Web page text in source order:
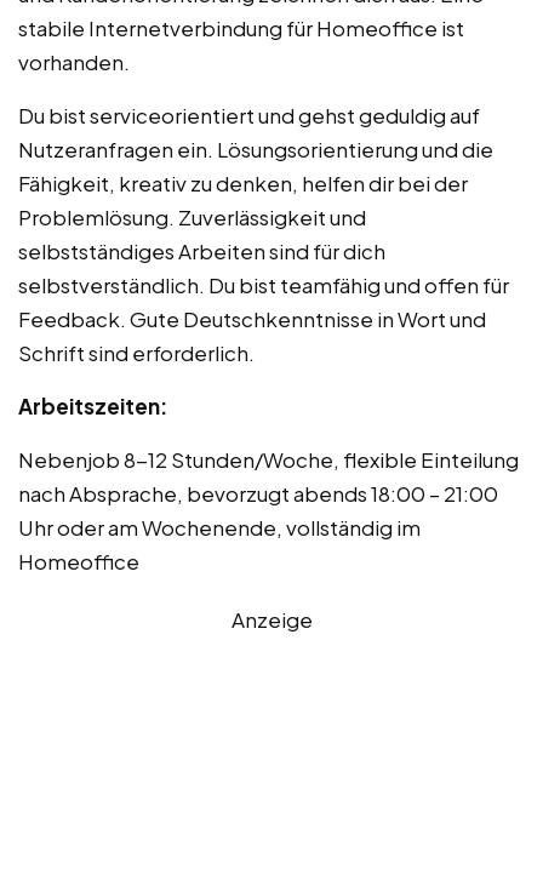
stabile Internetverbindung für Homeoffice ist
vorhanden.
Du bist serviceorientiert und gehst geduldig auf
Nutzeranfragen ein. Lösungsorientierung und die
Fähigkeit, kreativ zu denken, helfen dir bei der
Problemlösung. Zuverlässigkeit und
selbstständiges Arbeiten sind für dich
selbstverständlich. Du bist teamfähig und offen für
Feedback. Gute Deutschkenntnisse in Wort und
Schrift sind erforderlich.
Arbeitszeiten:
Nebenjob 8-12 Stunden/Woche, flexible Einteilung
nach Absprache, bevorzugt abends 18:00 – 21:00
Uhr oder am Wochenende, vollständig im
Homeoffice
Anzeige